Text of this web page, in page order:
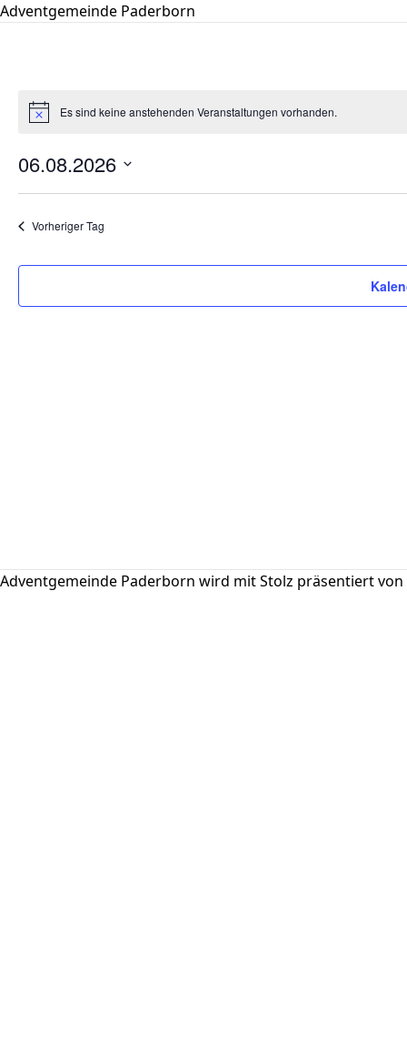
Adventgemeinde Paderborn
HinweisEs sind keine anstehenden Veranstaltungen vorhanden.
06.08.2026
Datum
Vorheriger Tag
Adventgemeinde Paderborn wird mit Stolz präsentiert von